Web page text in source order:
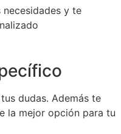
y te
dudas. Además te
la mejor opción para tu